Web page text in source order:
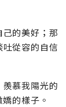
的美好；那
從容的自信
慕我陽光的
的樣子。